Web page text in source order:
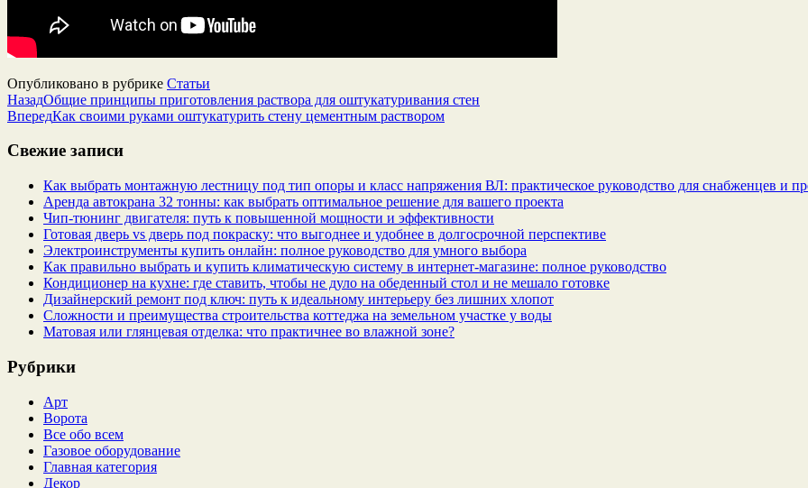
Опубликовано в рубрике Статьи
НазадОбщие принципы приготовления раствора для оштукатуривания стен
ВпередКак своими руками оштукатурить стену цементным раствором
Свежие записи
Как выбрать монтажную лестницу под тип опоры и класс напряжения ВЛ: практическое руководство для снабженцев и
Аренда автокрана 32 тонны: как выбрать оптимальное решение для вашего проекта
Чип‑тюнинг двигателя: путь к повышенной мощности и эффективности
Готовая дверь vs дверь под покраску: что выгоднее и удобнее в долгосрочной перспективе
Электроинструменты купить онлайн: полное руководство для умного выбора
Как правильно выбрать и купить климатическую систему в интернет‑магазине: полное руководство
Кондиционер на кухне: где ставить, чтобы не дуло на обеденный стол и не мешало готовке
Дизайнерский ремонт под ключ: путь к идеальному интерьеру без лишних хлопот
Сложности и преимущества строительства коттеджа на земельном участке у воды
Матовая или глянцевая отделка: что практичнее во влажной зоне?
Рубрики
Арт
Ворота
Все обо всем
Газовое оборудование
Главная категория
Декор